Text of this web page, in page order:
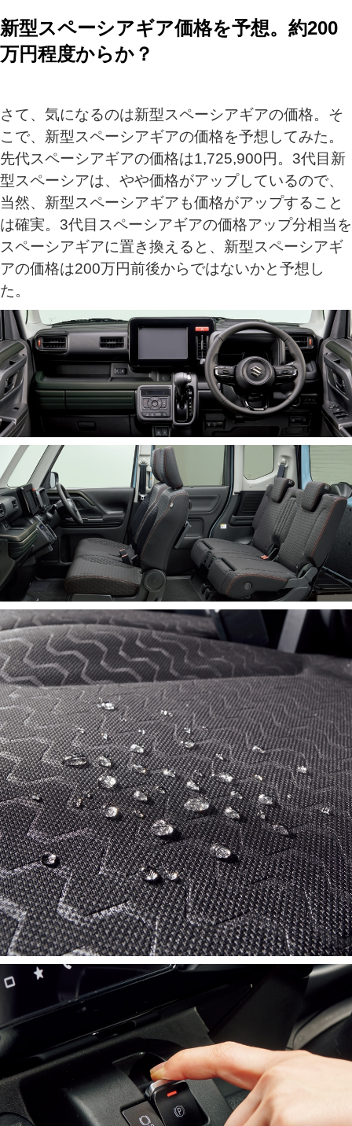
新型スペーシアギア価格を予想。約200
万円程度からか？
さて、気になるのは新型スペーシアギアの価格。そ
こで、新型スペーシアギアの価格を予想してみた。
先代スペーシアギアの価格は1,725,900円。3代目新
型スペーシアは、やや価格がアップしているので、
当然、新型スペーシアギアも価格がアップすること
は確実。3代目スペーシアギアの価格アップ分相当を
スペーシアギアに置き換えると、新型スペーシアギ
アの価格は200万円前後からではないかと予想し
た。